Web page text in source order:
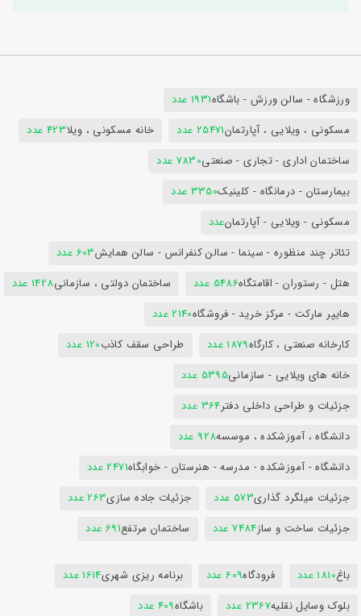
ورزشگاه - سالن ورزش - باشگاه1931 عدد
مسکونی ، ویلایی ، آپارتمان25471 عدد خانه مسکونی ، ویلا423 عدد
ساختمان اداری - تجاری - صنعتی7830 عدد
بیمارستان - درمانگاه - کلینیک3350 عدد
مسکونی - ویلایی - آپارتمانعدد
تئاتر چند منظوره - سینما - سالن کنفرانس - سالن همایش603 عدد
هتل - رستوران - اقامتگاه5486 عدد ساختمان دولتی ، سازمانی1428 عدد
هایپر مارکت - مرکز خرید - فروشگاه2140 عدد
کارخانه صنعتی ، کارگاه1879 عدد طراحی سقف کاذب120 عدد
خانه های ویلایی - سازمانی5395 عدد
جزئیات و طراحی داخلی دفتر364 عدد
دانشگاه ، آموزشکده ، موسسه928 عدد
دانشگاه - آموزشکده - مدرسه - هنرستان - خوابگاه2471 عدد
جزئیات میلگرد گذاری573 عدد جزئیات جاده سازی263 عدد
جزئیات ساخت و ساز7484 عدد ساختمان مرتفع691 عدد
باغ1810 عدد فرودگاه609 عدد برنامه ریزی شهری1614 عدد
بلوک وسایل نقلیه2367 عدد باشگاه409 عدد